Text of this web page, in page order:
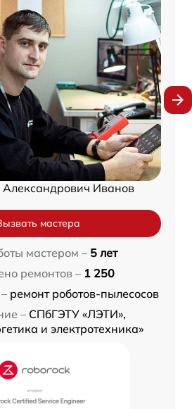
Александрович Иванов
мастера
мастером – 5 лет
ремонтов – 1 250
ремонт роботов-пылесосов
– СПбГЭТУ «ЛЭТИ»,
и электротехника»